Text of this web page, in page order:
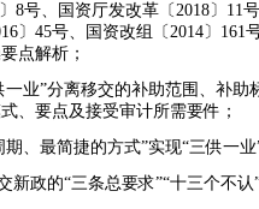
8号、国资厅发改革〔2018〕11
〕45号、国资改组〔2014〕161
点解析；
一业”分离移交的补助范围、补
、要点及接受审计所需要件；
、最简捷的方式”实现“三供一
新政的“三条总要求”“十三个不认